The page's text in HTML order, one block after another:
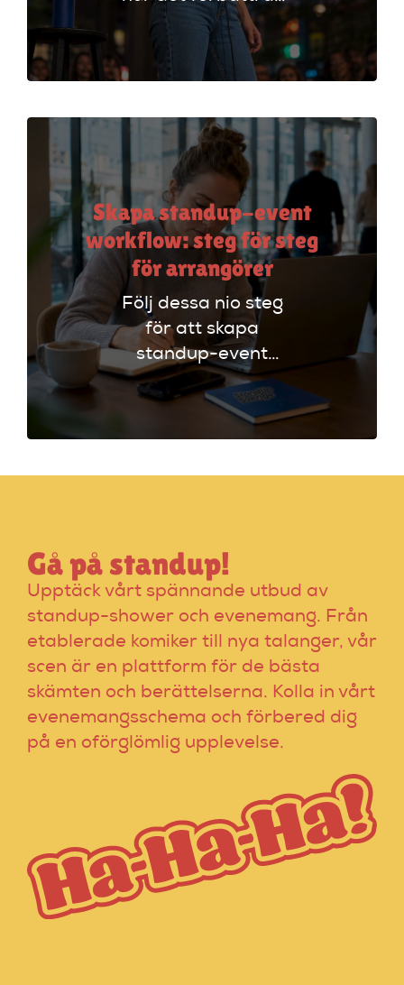
din stand-up!
Upptäck tekniker
som stärker ditt
scenframträdande.
Skapa standup-event
workflow: steg för steg
för arrangörer
Följ dessa nio steg
för att skapa
standup-event
workflow. Planera
effektivt och undvik
vanliga misstag för
Gå på standup!
Upptäck vårt spännande utbud av
standup-shower och evenemang. Från
etablerade komiker till nya talanger, vår
scen är en plattform för de bästa
skämten och berättelserna. Kolla in vårt
evenemangsschema och förbered dig
på en oförglömlig upplevelse.